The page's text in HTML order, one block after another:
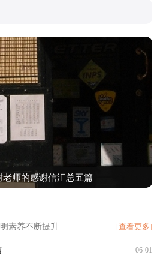
老师的感谢信汇总五篇
素养不断提升... [查看更多]
06-01